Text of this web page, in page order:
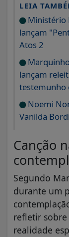
LEIA
Ministério
lançam
Atos 2
lançam
testemunho
Noemi
Vanilda
Canção
Segundo
durante um
refletir sobre
realidade